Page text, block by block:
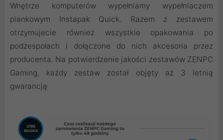
Wnętrze komputerów wypełniamy wypełniaczem
piankowym Instapak Quick. Razem z zestawem
otrzymujecie również wszystkie opakowania po
podzespołach i dołączone do nich akcesoria przez
producenta. Na potwierdzenie jakości zestawów ZENPC
Gaming, każdy zestaw został objęty aż 3 letnią
gwarancją